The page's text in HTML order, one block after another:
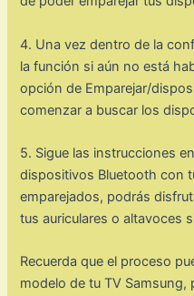
4. Una vez dentro de la
la función si aún no está
opción de Emparejar/
comenzar a buscar los
5. Sigue las instrucciones
dispositivos Bluetooth con
emparejados, podrás
tus auriculares o altavoces
Recuerda que el proceso
modelo de tu TV